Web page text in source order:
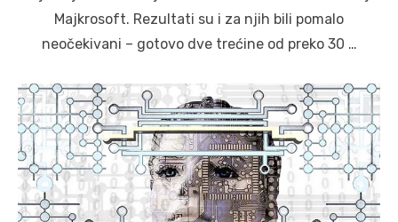
Majkrosoft. Rezultati su i za njih bili pomalo
neočekivani – gotovo dve trećine od preko 30 …